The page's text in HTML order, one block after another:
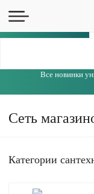
Все новинки
Сеть
Категории